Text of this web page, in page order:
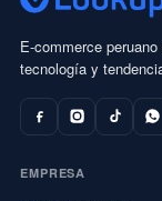
E-commerce
tecnología y
EMPRESA